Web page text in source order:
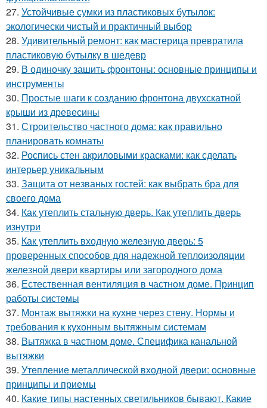
27. Устойчивые сумки из пластиковых бутылок:
экологически чистый и практичный выбор
28. Удивительный ремонт: как мастерица превратила
пластиковую бутылку в шедевр
29. В одиночку зашить фронтоны: основные принципы и
инструменты
30. Простые шаги к созданию фронтона двухскатной
крыши из древесины
31. Строительство частного дома: как правильно
планировать комнаты
32. Роспись стен акриловыми красками: как сделать
интерьер уникальным
33. Защита от незваных гостей: как выбрать бра для
своего дома
34. Как утеплить стальную дверь. Как утеплить дверь
изнутри
35. Как утеплить входную железную дверь: 5
проверенных способов для надежной теплоизоляции
железной двери квартиры или загородного дома
36. Естественная вентиляция в частном доме. Принцип
работы системы
37. Монтаж вытяжки на кухне через стену. Нормы и
требования к кухонным вытяжным системам
38. Вытяжка в частном доме. Специфика канальной
вытяжки
39. Утепление металлической входной двери: основные
принципы и приемы
40. Какие типы настенных светильников бывают. Какие